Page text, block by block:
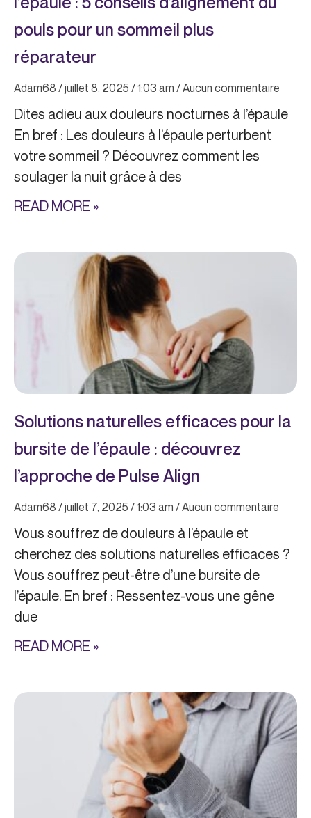
pouls pour un sommeil plus
réparateur
Adam68 juillet 8, 2025 1:03 am Aucun commentaire
Dites adieu aux douleurs nocturnes à l’épaule
En bref : Les douleurs à l’épaule perturbent
votre sommeil ? Découvrez comment les
soulager la nuit grâce à des
READ MORE »
Solutions naturelles efficaces pour la
bursite de l’épaule : découvrez
l’approche de Pulse Align
Adam68 juillet 7, 2025 1:03 am Aucun commentaire
Vous souffrez de douleurs à l’épaule et
cherchez des solutions naturelles efficaces ?
Vous souffrez peut-être d’une bursite de
l’épaule. En bref : Ressentez-vous une gêne
due
READ MORE »